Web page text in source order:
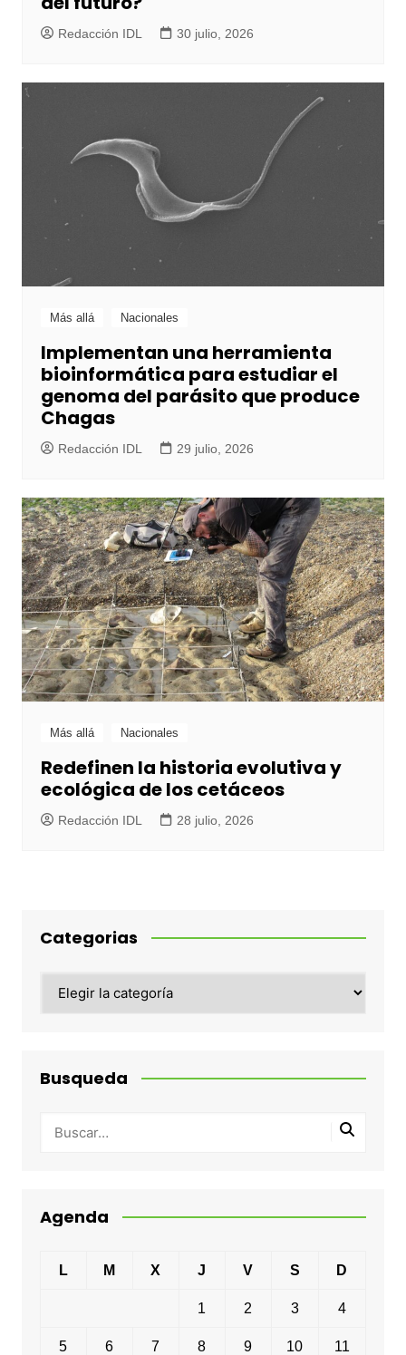
Redacción IDL 30 julio, 2026
Más allá Nacionales
Implementan una herramienta
bioinformática para estudiar el
genoma del parásito que produce
Chagas
Redacción IDL 29 julio, 2026
Más allá Nacionales
Redefinen la historia evolutiva y
ecológica de los cetáceos
Redacción IDL 28 julio, 2026
Categorias
Busqueda
Agenda
L M X J V S D
1 2 3 4
5 6 7 8 9 10 11